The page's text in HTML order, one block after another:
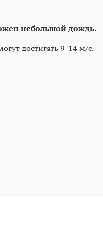
небольшой дождь.
достигать 9-14 м/с.